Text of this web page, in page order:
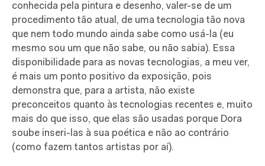
conhecida pela pintura e desenho, valer-se de um
procedimento tão atual, de uma tecnologia tão nova
que nem todo mundo ainda sabe como usá-la (eu
mesmo sou um que não sabe, ou não sabia). Essa
disponibilidade para as novas tecnologias, a meu ver,
é mais um ponto positivo da exposição, pois
demonstra que, para a artista, não existe
preconceitos quanto às tecnologias recentes e, muito
mais do que isso, que elas são usadas porque Dora
soube inseri-las à sua poética e não ao contrário
(como fazem tantos artistas por aí).